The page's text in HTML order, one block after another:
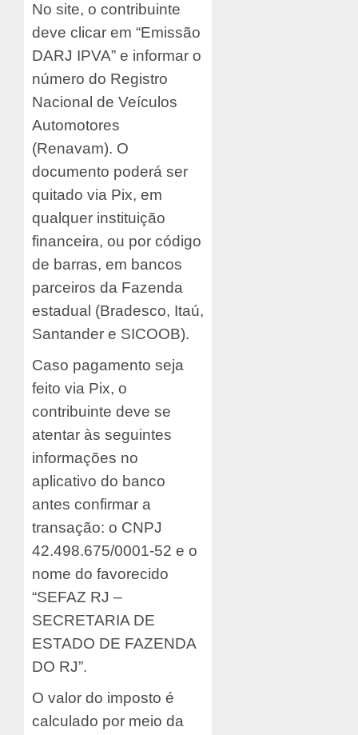
No site, o contribuinte
deve clicar em “Emissão
DARJ IPVA” e informar o
número do Registro
Nacional de Veículos
Automotores
(Renavam). O
documento poderá ser
quitado via Pix, em
qualquer instituição
financeira, ou por código
de barras, em bancos
parceiros da Fazenda
estadual (Bradesco, Itaú,
Santander e SICOOB).
Caso pagamento seja
feito via Pix, o
contribuinte deve se
atentar às seguintes
informações no
aplicativo do banco
antes confirmar a
transação: o CNPJ
42.498.675/0001-52 e o
nome do favorecido
“SEFAZ RJ –
SECRETARIA DE
ESTADO DE FAZENDA
DO RJ”.
O valor do imposto é
calculado por meio da